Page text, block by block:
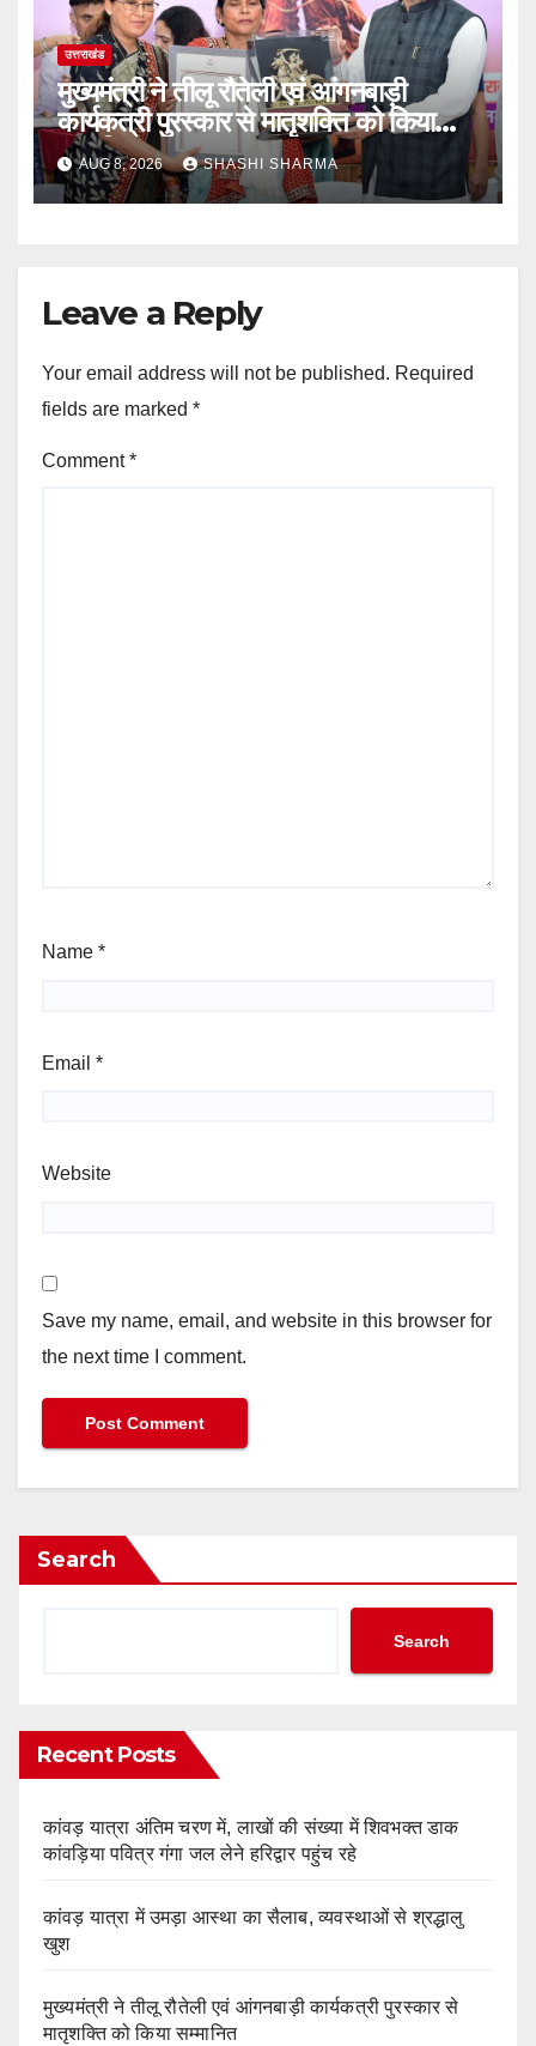
उत्तराखंड
मुख्यमंत्री ने तीलू रौतेली एवं आंगनबाड़ी
कार्यकत्री पुरस्कार से मातृशक्ति को किया
सम्मानित
AUG 8, 2026 SHASHI SHARMA
Leave a Reply
Your email address will not be published. Required
fields are marked *
Comment*
Name *
Email *
Website
Save my name, email, and website in this browser for
the next time I comment.
Search
Search
Recent Posts
कांवड़ यात्रा अंतिम चरण में, लाखों की संख्या में शिवभक्त डाक
कांवड़िया पवित्र गंगा जल लेने हरिद्वार पहुंच रहे
कांवड़ यात्रा में उमड़ा आस्था का सैलाब, व्यवस्थाओं से श्रद्धालु
खुश
मुख्यमंत्री ने तीलू रौतेली एवं आंगनबाड़ी कार्यकत्री पुरस्कार से
मातृशक्ति को किया सम्मानित